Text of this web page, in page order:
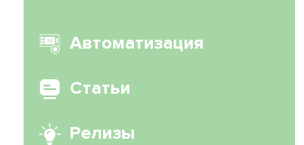
Автоматизация
Статьи
Релизы